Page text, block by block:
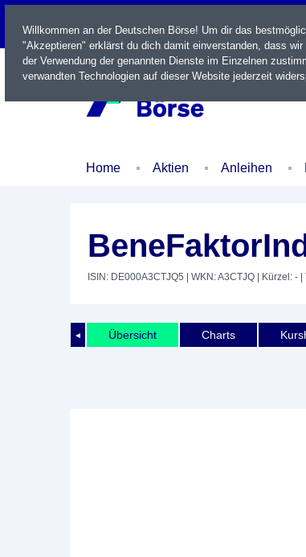
LIVE
Home Aktien Anleihen
ISIN: DE000A3CTJQ5 | WKN: A3CTJQ | Kürzel: -
◄ Übersicht Charts
Willkommen an der Deutschen Börse! Um dir das
"Akzeptieren" erklärst du dich damit einverstanden, dass
der Verwendung der genannten Dienste im Einzelnen
verwandten Technologien auf dieser Website jederzeit